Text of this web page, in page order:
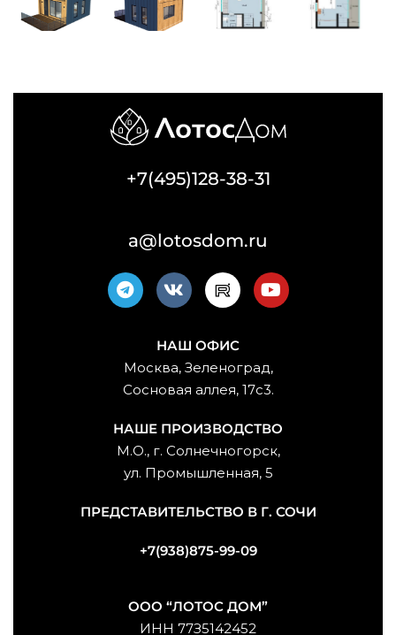
+7(495)128-38-31
a@lotosdom.ru
НАШ ОФИС
Москва, Зеленоград,
Сосновая аллея, 17с3.
НАШЕ ПРОИЗВОДСТВО
М.О., г. Солнечногорск,
ул. Промышленная, 5
ПРЕДСТАВИТЕЛЬСТВО В Г. СОЧИ
+7(938)875-99-09
ООО “ЛОТОС ДОМ”
ИНН 77З5142452